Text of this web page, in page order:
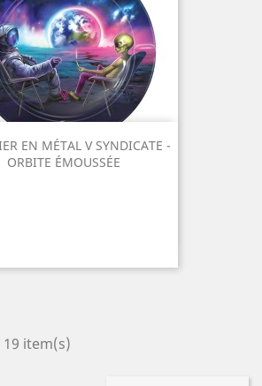
EN MÉTAL V SYNDICATE -
ORBITE ÉMOUSSÉE
item(s)